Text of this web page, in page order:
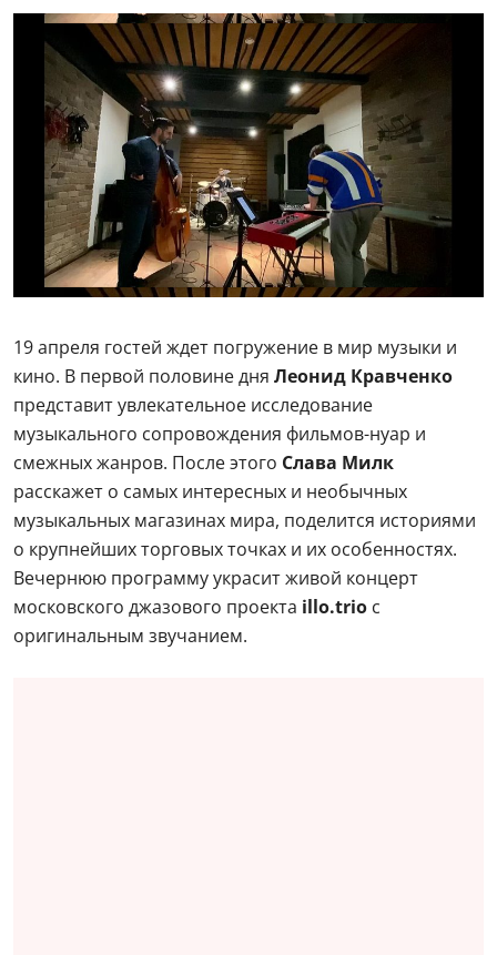
19 апреля гостей ждет погружение в мир музыки и
кино. В первой половине дня Леонид Кравченко
представит увлекательное исследование
музыкального сопровождения фильмов-нуар и
смежных жанров. После этого Слава Милк
расскажет о самых интересных и необычных
музыкальных магазинах мира, поделится историями
о крупнейших торговых точках и их особенностях.
Вечернюю программу украсит живой концерт
московского джазового проекта illo.trio с
оригинальным звучанием.